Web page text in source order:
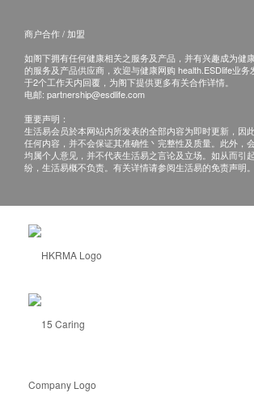
商户合作 / 加盟
如阁下拥有任何健康相关之服务及产品，并有兴趣成为健
的服务及产品供应商，欢迎与健康网购 health.ESDlife业务
于2个工作天内回覆，为阁下提供更多有关合作详情。
电邮: partnership@esdlife.com
重要声明：
生活易会员於本网站内所发表的全部内容为即时更新，因
任何内容，并不会保证其准确性丶完整性及质量。此外，
均属个人意见，并不代表生活易之言论及立场。如从而引
纷，生活易概不负责。有关详情请参阅生活易的免责声明。